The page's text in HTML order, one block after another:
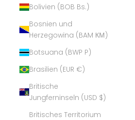
Bolivien (BOB Bs.)
Bosnien und
Herzegowina (BAM КМ)
Botsuana (BWP P)
Brasilien (EUR €)
Britische
Jungferninseln (USD $)
Britisches Territorium